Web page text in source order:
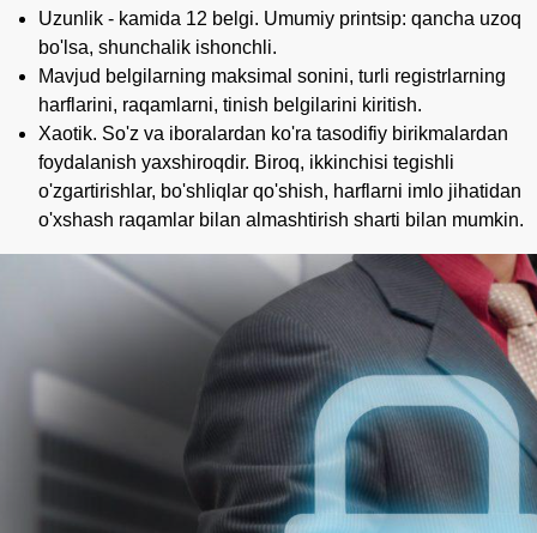
Uzunlik - kamida 12 belgi. Umumiy printsip: qancha uzoq
bo'lsa, shunchalik ishonchli.
Mavjud belgilarning maksimal sonini, turli registrlarning
harflarini, raqamlarni, tinish belgilarini kiritish.
Xaotik. So'z va iboralardan ko'ra tasodifiy birikmalardan
foydalanish yaxshiroqdir. Biroq, ikkinchisi tegishli
o'zgartirishlar, bo'shliqlar qo'shish, harflarni imlo jihatidan
o'xshash raqamlar bilan almashtirish sharti bilan mumkin.